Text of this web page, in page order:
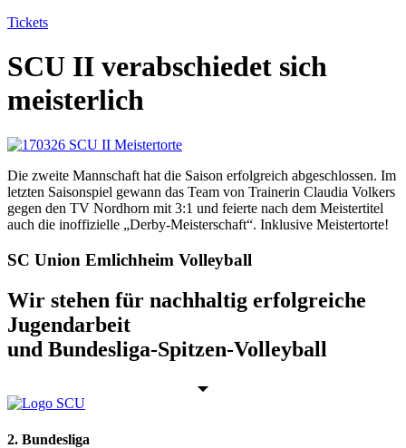
Tickets
SCU II verabschiedet sich
meisterlich
Die zweite Mannschaft hat die Saison erfolgreich abgeschlossen. Im
letzten Saisonspiel gewann das Team von Trainerin Claudia Volkers
gegen den TV Nordhorn mit 3:1 und feierte nach dem Meistertitel
auch die inoffizielle „Derby-Meisterschaft“. Inklusive Meistertorte!
SC Union Emlichheim Volleyball
Wir stehen für nachhaltig erfolgreiche
Jugendarbeit
und Bundesliga-Spitzen-Volleyball
2. Bundesliga